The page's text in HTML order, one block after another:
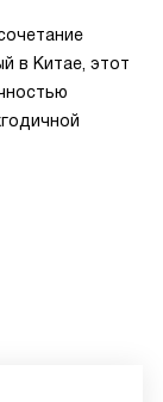
в Китае, этот